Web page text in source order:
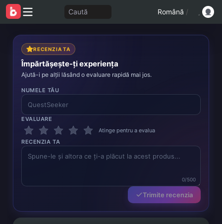
Caută Română /
RECENZIA TA
Împărtășește-ți experiența
Ajută-i pe alții lăsând o evaluare rapidă mai jos.
NUMELE TĂU
EVALUARE
Atinge pentru a evalua
RECENZIA TA
0/500
Trimite recenzia